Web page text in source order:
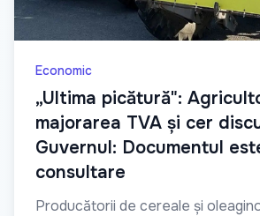
Economic
„Ultima picătură":
majorarea TVA și cer
Guvernul: Documentul
consultare
Producătorii de cereale și